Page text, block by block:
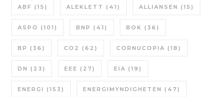
ABF (15) ALEKLETT (41) ALLIANSEN (15)
ASPO (101) BNP (41) BOK (36)
BP (36) CO2 (62) CORNUCOPIA (18)
DN (23) EEE (27) EIA (19)
ENERGI (153) ENERGIMYNDIGHETEN (47)